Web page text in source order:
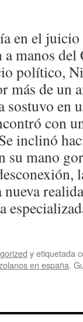
en el
manos
político,
más de un
sostuvo en
con
inclinó
su mano
y etiquetada
en españa.